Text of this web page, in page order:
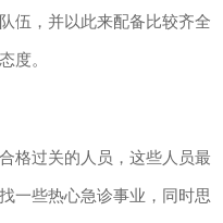
伍，并以此来配备比较齐全
度。
格过关的人员，这些人员最
一些热心急诊事业，同时思